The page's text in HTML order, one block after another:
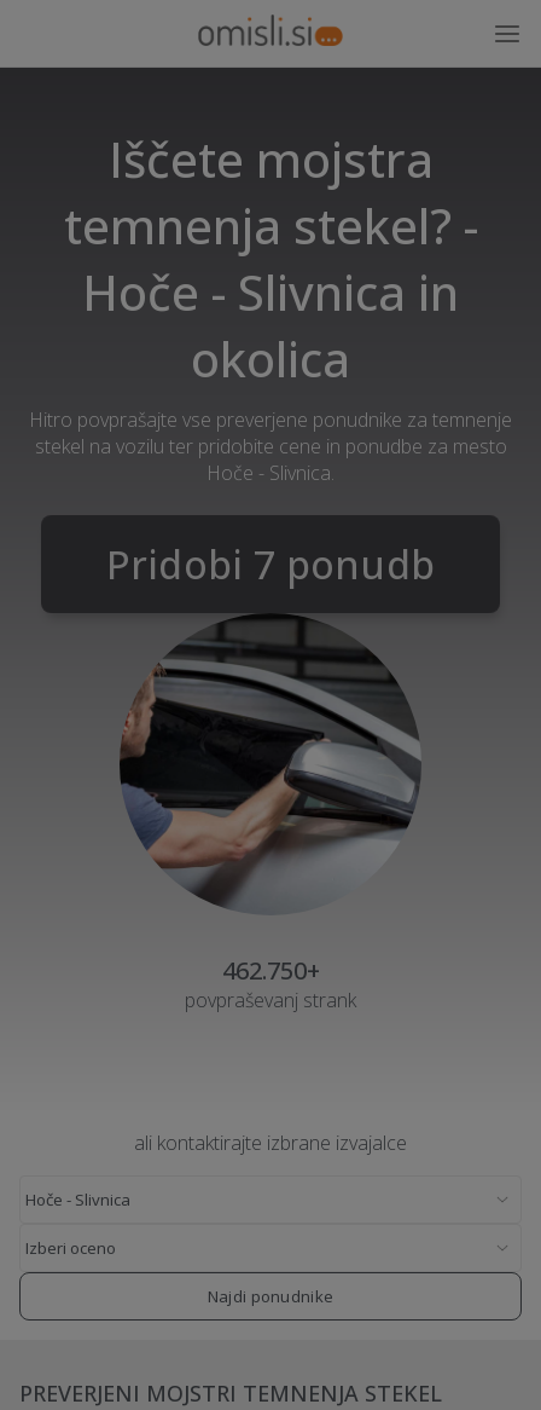
Iščete mojstra
temnenja stekel? -
Hoče - Slivnica in
okolica
Hitro povprašajte vse preverjene ponudnike za temnenje
stekel na vozilu ter pridobite cene in ponudbe za mesto
Hoče - Slivnica.
Pridobi 7 ponudb
462.750+
povpraševanj strank
ali kontaktirajte izbrane izvajalce
Najdi ponudnike
PREVERJENI MOJSTRI TEMNENJA STEKEL